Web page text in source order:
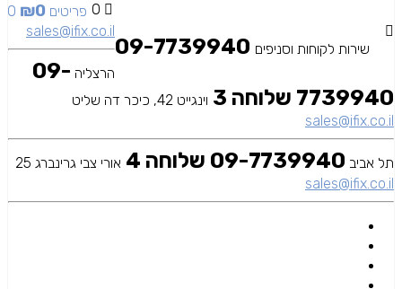
0 0 פריטים ₪0
שירות לקוחות וסניפים
sales@ifix.co.il
הרצליה 09-
7739940 שלוחה 3
וינגייט 42, כיכר דה שליט
sales@ifix.co.il
תל אביב 09-7739940 שלוחה 4
אורי צבי גרינברג 25
sales@ifix.co.il